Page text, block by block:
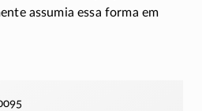
assumia essa forma em